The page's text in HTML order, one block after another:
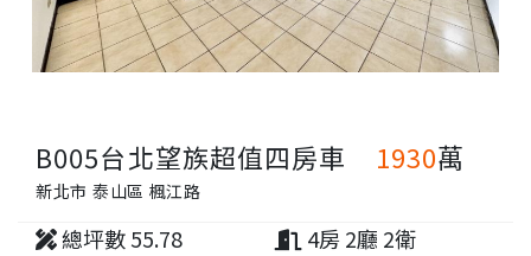
B005台北望族超值四房車
新北市 泰山區 楓江路
1930萬
總坪數 55.78
4房 2廳 2衛